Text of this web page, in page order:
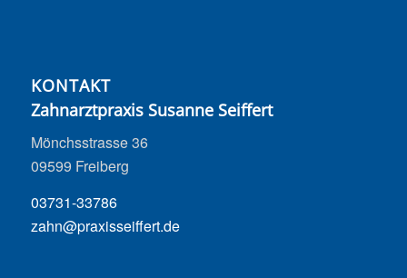
KONTAKT
Zahnarztpraxis Susanne Seiffert
Mönchsstrasse 36
09599 Freiberg
03731-33786
zahn@praxisseiffert.de